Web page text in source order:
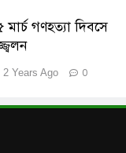
মার্চ গণহত্যা দিবসে
2 Years Ago 0